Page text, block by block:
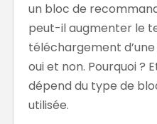
un bloc de
peut-il augmenter le
téléchargement
oui et non. Pourquoi ?
dépend du type de
utilisée.